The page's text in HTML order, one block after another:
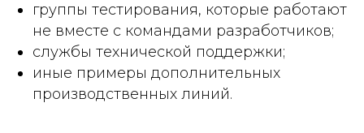
группы тестирования, которые работают
не вместе с командами разработчиков;
службы технической поддержки;
иные примеры дополнительных
производственных линий.